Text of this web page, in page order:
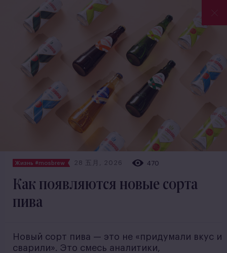
Жизнь #mosbrew 28 五月, 2026 470
Как появляются новые сорта
пива
Новый сорт пива — это не «придумали вкус и
сварили». Это смесь аналитики,